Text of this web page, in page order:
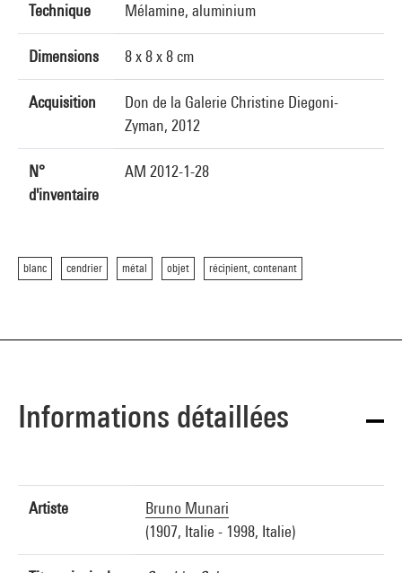
Technique Mélamine, aluminium
Dimensions 8 x 8 x 8 cm
Acquisition
Don de la Galerie Christine Diegoni-
Zyman, 2012
N°
d'inventaire
AM 2012-1-28
blanc cendrier métal objet récipient, contenant
Informations détaillées
Artiste
Bruno Munari
(1907, Italie - 1998, Italie)